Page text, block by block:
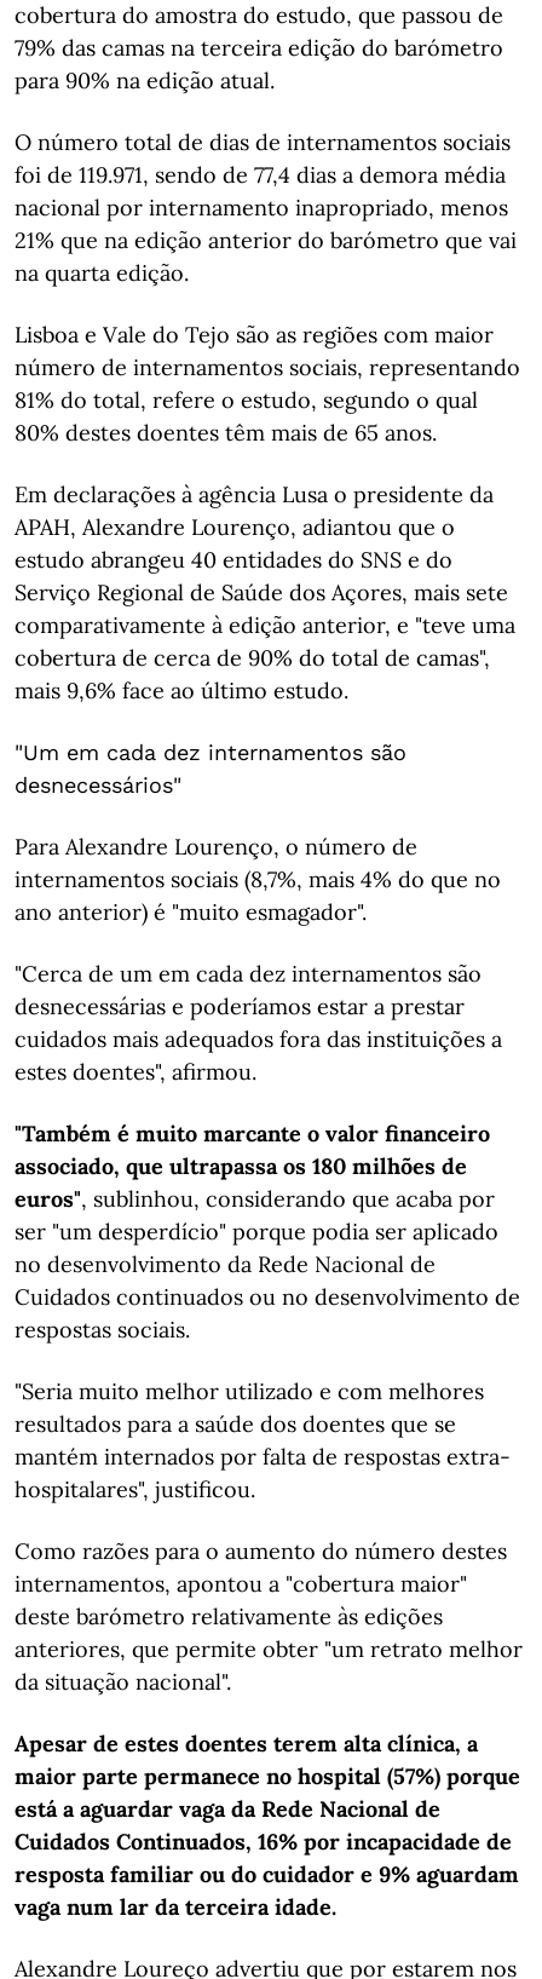
cobertura do amostra do estudo, que passou de
79% das camas na terceira edição do barómetro
para 90% na edição atual.
O número total de dias de internamentos sociais
foi de 119.971, sendo de 77,4 dias a demora média
nacional por internamento inapropriado, menos
21% que na edição anterior do barómetro que vai
na quarta edição.
Lisboa e Vale do Tejo são as regiões com maior
número de internamentos sociais, representando
81% do total, refere o estudo, segundo o qual
80% destes doentes têm mais de 65 anos.
Em declarações à agência Lusa o presidente da
APAH, Alexandre Lourenço, adiantou que o
estudo abrangeu 40 entidades do SNS e do
Serviço Regional de Saúde dos Açores, mais sete
comparativamente à edição anterior, e "teve uma
cobertura de cerca de 90% do total de camas",
mais 9,6% face ao último estudo.
"Um em cada dez internamentos são
desnecessários"
Para Alexandre Lourenço, o número de
internamentos sociais (8,7%, mais 4% do que no
ano anterior) é "muito esmagador".
"Cerca de um em cada dez internamentos são
desnecessárias e poderíamos estar a prestar
cuidados mais adequados fora das instituições a
estes doentes", afirmou.
"Também é muito marcante o valor financeiro
associado, que ultrapassa os 180 milhões de
euros", sublinhou, considerando que acaba por
ser "um desperdício" porque podia ser aplicado
no desenvolvimento da Rede Nacional de
Cuidados continuados ou no desenvolvimento de
respostas sociais.
"Seria muito melhor utilizado e com melhores
resultados para a saúde dos doentes que se
mantém internados por falta de respostas extra-
hospitalares", justificou.
Como razões para o aumento do número destes
internamentos, apontou a "cobertura maior"
deste barómetro relativamente às edições
anteriores, que permite obter "um retrato melhor
da situação nacional".
Apesar de estes doentes terem alta clínica, a
maior parte permanece no hospital (57%) porque
está a aguardar vaga da Rede Nacional de
Cuidados Continuados, 16% por incapacidade de
resposta familiar ou do cuidador e 9% aguardam
vaga num lar da terceira idade.
Alexandre Loureço advertiu que por estarem nos